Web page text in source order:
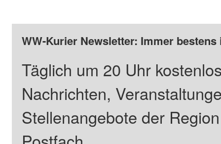
WW-Kurier Newsletter: Immer
Täglich um 20 Uhr
Nachrichten,
Stellenangebote der